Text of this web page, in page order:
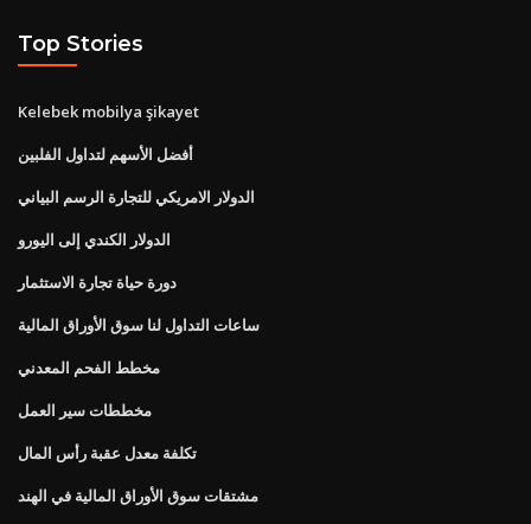
Top Stories
Kelebek mobilya şikayet
أفضل الأسهم لتداول الفلبين
الدولار الامريكي للتجارة الرسم البياني
الدولار الكندي إلى اليورو
دورة حياة تجارة الاستثمار
ساعات التداول لنا سوق الأوراق المالية
مخطط الفحم المعدني
مخططات سير العمل
تكلفة معدل عقبة رأس المال
مشتقات سوق الأوراق المالية في الهند